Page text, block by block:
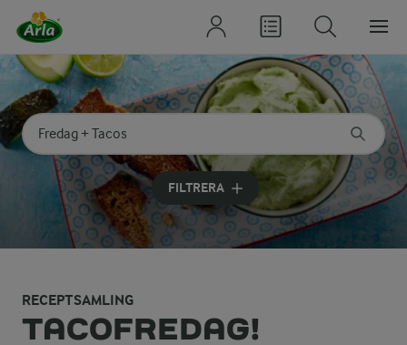
Sök på kategori eller ingrediens
Skriv in sökord för att få förslag
FILTRERA
RECEPTSAMLING
TACOFREDAG!